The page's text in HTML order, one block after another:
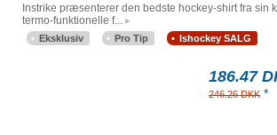
Instrike præsenterer den bedste hockey-shirt fra sin
termo-funktionelle f...
Eksklusiv Pro Tip Ishockey SALG
186.47
246.26 DKK *